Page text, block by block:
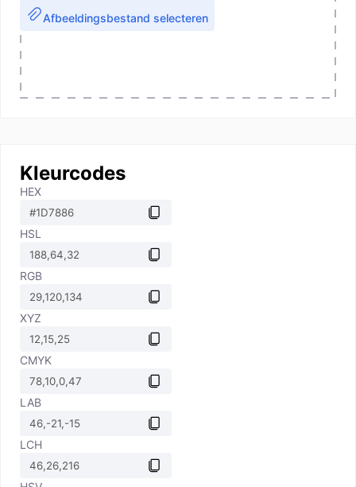
Afbeeldingsbestand selecteren
Kleurcodes
HEX
HSL
RGB
XYZ
CMYK
LAB
LCH